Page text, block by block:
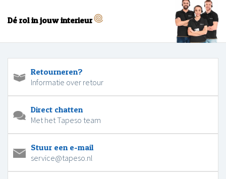
Dé rol in jouw interieur
Retourneren?
Informatie over retour
Direct chatten
Met het Tapeso team
Stuur een e-mail
service@tapeso.nl